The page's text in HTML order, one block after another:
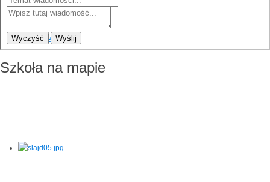
Wyczyść Wyślij
Szkoła na mapie